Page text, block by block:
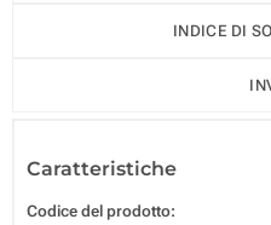
INDICE DI
Caratteristiche
Codice del prodotto: